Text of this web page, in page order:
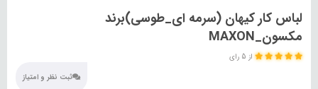
لباس کار کیهان (سرمه ای_طوسی)برند
مکسون_MAXON
از 5 رای
ثبت نظر و امتیاز